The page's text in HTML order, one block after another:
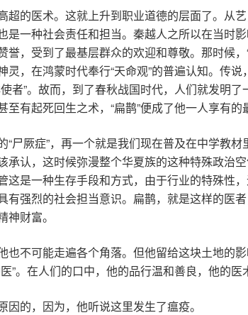
的医术。这就上升到职业道德的层面了。从
一种社会责任和担当。秦越人之所以在当时
，受到了最基层群众的欢迎和尊敬。那时候
，在鸿蒙时代奉行“天命观”的普遍认知。传说
”。故而，到了春秋战国时代，人们就发明了
有起死回生之术，“扁鹊”便成了他一人享有的
尸厥症”，再一个就是我们现在普及在中学教
认，这时候弥漫整个华夏族的这种特殊政治
是一种生存手段和方式，由于行业的特殊性
强烈的社会担当意识。扁鹊，就是这样的医
财富。
也不可能走遍各个角落。但他留给这块土地的
”。在人们的口中，他的品行温和善良，他的
的，因为，他听说这里发生了瘟疫。